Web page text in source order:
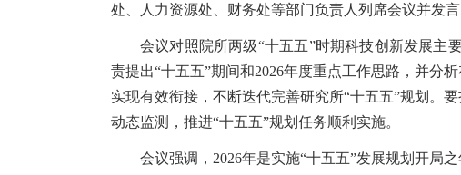
处、人力资源处、财务处等部门负责人列席会议并发
会议对照院所两级“十五五”时期科技创新发展主
责提出“十五五”期间和2026年度重点工作思路，并分
实现有效衔接，不断迭代完善研究所“十五五”规划。
动态监测，推进“十五五”规划任务顺利实施。
会议强调， 2026年是实施“十五五”发展规划开局